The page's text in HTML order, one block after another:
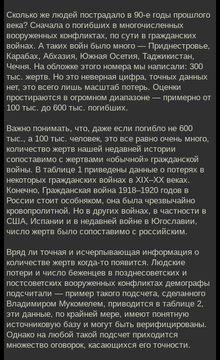
Сколько же людей пострадало в 90-е годы прошлого
века? Сначала о погибших в многочисленных
вооруженных конфликтах, по сути в гражданских
войнах. А таких войн было много — Приднестровье,
Карабах, Абхазия, Южная Осетия, Таджикистан,
Чечня. На обложке этого номера мы написали: 300
тыс. жертв. Но это неверная цифра, точных данных
нет, это всего лишь масштаб потерь. Оценки
простираются в огромном диапазоне — примерно от
100 тыс. до 600 тыс. погибших.
Важно понимать, что, даже если погибло не 600
тыс., а 100 тыс. человек, это все равно очень много,
количество жертв нашей недавней истории
сопоставимо с жертвами «обычной» гражданской
войны. В таблице 1 приведены данные о потерях в
некоторых гражданских войнах в XIX–XX веках.
Конечно, Гражданская война 1918–1920 годов в
России стоит особняком, она была чрезвычайно
кровопролитной. Но в других войнах, в частности в
США, Испании и в недавней войне в Югославии,
число жертв было сопоставимо с российским.
Вряд ли точная и исчерпывающая информация о
количестве жертв когда-то появится. Людские
потери и число беженцев в позднесоветских и
постсоветских вооруженных конфликтах демографы
подсчитали — пример такого подсчета, сделанного
Владимиром Мукомелем, приводится в таблице 2,
эти данные, по крайней мере, имеют понятную
источниковую базу и могут быть верифицированы.
Однако на любой такой подсчет приходится
множество оговорок, касающихся его точности.